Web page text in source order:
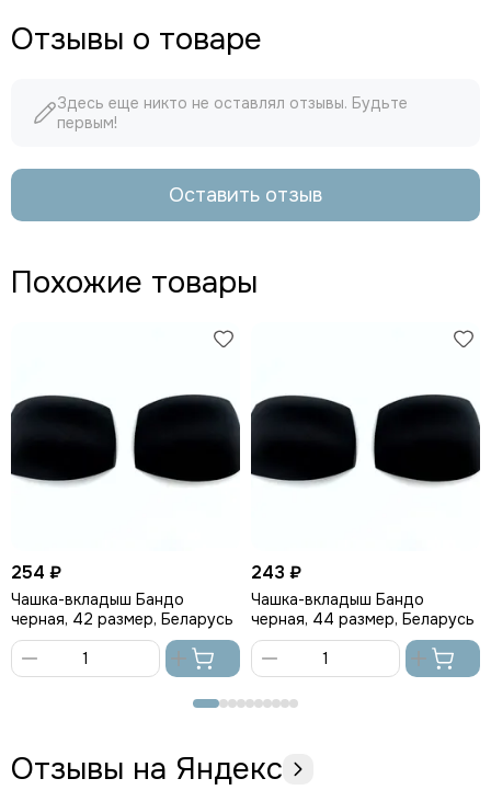
Отзывы о товаре
Здесь еще никто не оставлял отзывы. Будьте
первым!
Оставить отзыв
Похожие товары
254 ₽
Чашка-вкладыш Бандо
черная, 42 размер, Беларусь
корзину
243 ₽
Чашка-вкладыш Бандо
черная, 44 размер, Беларусь
Отзывы на Яндекс